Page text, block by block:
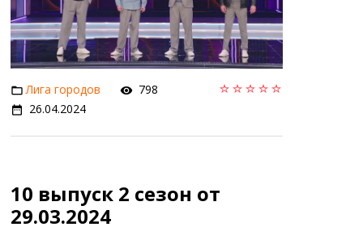
Лига городов
798
26.04.2024
10 выпуск 2 сезон от
29.03.2024